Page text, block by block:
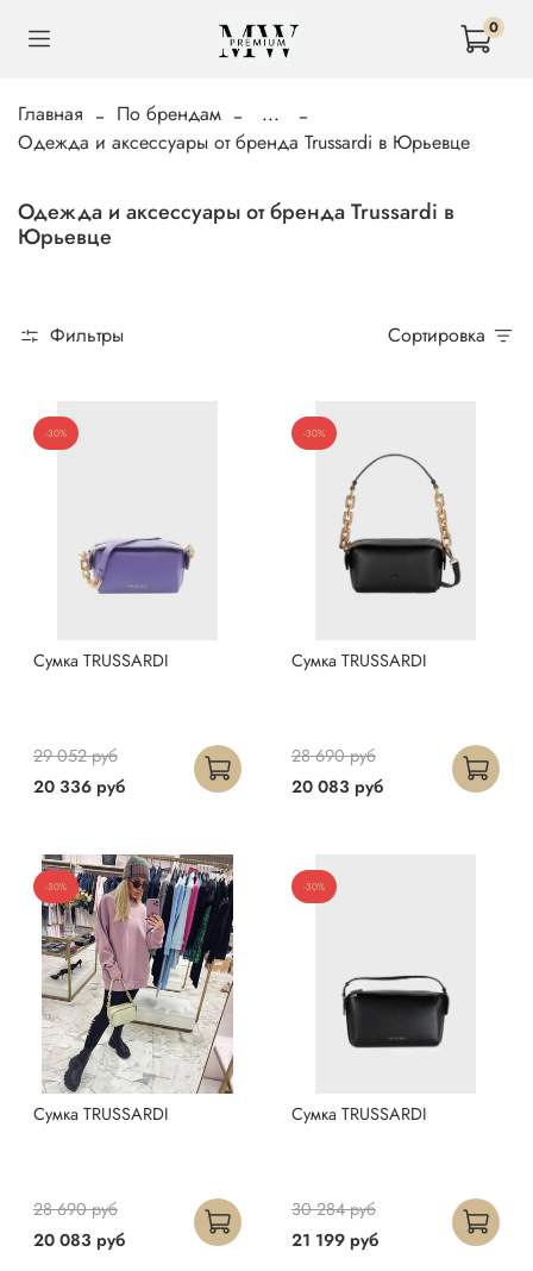
0
Главная По брендам
...
Одежда и аксессуары от бренда Trussardi в Юрьевце
Одежда и аксессуары от бренда Trussardi в
Юрьевце
Фильтры Сортировка
-30%
Сумка TRUSSARDI
20 336 руб
29 052 руб
-30%
Сумка TRUSSARDI
20 083 руб
28 690 руб
-30%
Сумка TRUSSARDI
20 083 руб
28 690 руб
-30%
Сумка TRUSSARDI
21 199 руб
30 284 руб